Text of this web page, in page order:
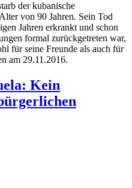
der kubanische
von 90 Jahren. Sein Tod
Jahren erkrankt und schon
formal zurückgetreten war,
für seine Freunde als auch für
am 29.11.2016.
Kein